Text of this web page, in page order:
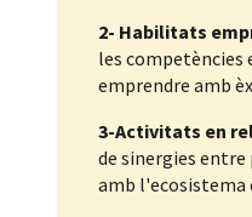
2- Habilitats
les competències
emprendre amb
3-Activitats en
de sinergies
amb l'ecosistema